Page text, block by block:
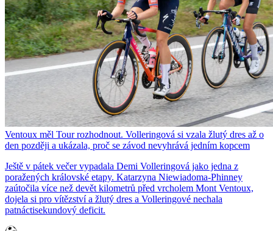
Ventoux měl Tour rozhodnout. Volleringová si vzala žlutý dres až o
den později a ukázala, proč se závod nevyhrává jedním kopcem
Ještě v pátek večer vypadala Demi Volleringová jako jedna z
poražených královské etapy. Katarzyna Niewiadoma-Phinney
zaútočila více než devět kilometrů před vrcholem Mont Ventoux,
dojela si pro vítězství a žlutý dres a Volleringové nechala
patnáctisekundový deficit.